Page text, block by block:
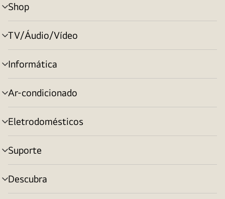
Shop
alternar
menu
TV/Áudio/Vídeo
alternar
menu
Informática
alternar
menu
Ar-condicionado
alternar
menu
Eletrodomésticos
alternar
menu
Suporte
alternar
menu
Descubra
alternar
menu